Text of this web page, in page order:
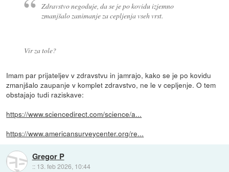
Zdravstvo negoduje, da se je po kovidu izjemno
zmanjšalo zanimanje za cepljenja vseh vrst.
Vir za tole?
Imam par prijateljev v zdravstvu in jamrajo, kako se je po kovidu
zmanjšalo zaupanje v komplet zdravstvo, ne le v cepljenje. O tem
obstajajo tudi raziskave:
https://www.sciencedirect.com/science/a...
https://www.americansurveycenter.org/re...
Gregor P
:: 13. feb 2026, 10:44